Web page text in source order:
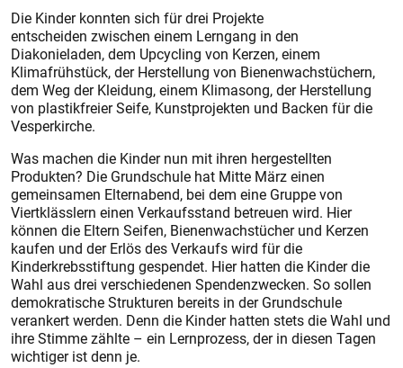
Die Kinder konnten sich für drei Projekte
entscheiden zwischen einem Lerngang in den
Diakonieladen, dem Upcycling von Kerzen, einem
Klimafrühstück, der Herstellung von Bienenwachstüchern,
dem Weg der Kleidung, einem Klimasong, der Herstellung
von plastikfreier Seife, Kunstprojekten und Backen für die
Vesperkirche.
Was machen die Kinder nun mit ihren hergestellten
Produkten? Die Grundschule hat Mitte März einen
gemeinsamen Elternabend, bei dem eine Gruppe von
Viertklässlern einen Verkaufsstand betreuen wird. Hier
können die Eltern Seifen, Bienenwachstücher und Kerzen
kaufen und der Erlös des Verkaufs wird für die
Kinderkrebsstiftung gespendet. Hier hatten die Kinder die
Wahl aus drei verschiedenen Spendenzwecken. So sollen
demokratische Strukturen bereits in der Grundschule
verankert werden. Denn die Kinder hatten stets die Wahl und
ihre Stimme zählte – ein Lernprozess, der in diesen Tagen
wichtiger ist denn je.